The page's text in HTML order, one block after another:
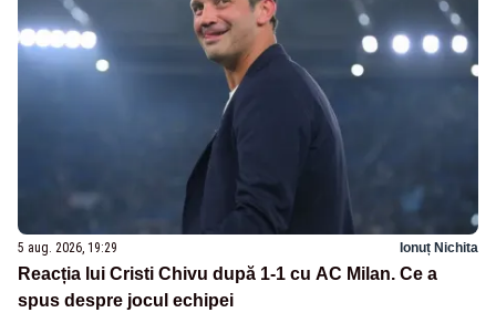
5 aug. 2026, 19:29 Ionuț Nichita
Reacția lui Cristi Chivu după 1-1 cu AC Milan. Ce a
spus despre jocul echipei